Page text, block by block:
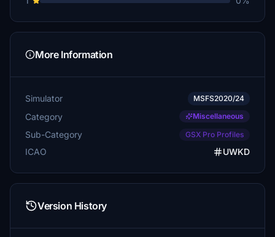
More Information
Simulator MSFS2020/24
Category Miscellaneous
Sub-Category GSX Pro Profiles
ICAO UWKD
Version History